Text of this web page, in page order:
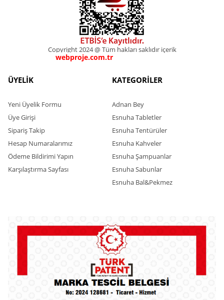
Copyright 2024 @ Tüm hakları saklıdır içerik
webproje.com.trwebproje.com.tr
ÜYELİK
Yeni Üyelik Formu
Üye Girişi
Sipariş Takip
Hesap Numaralarımız
Ödeme Bildirimi Yapın
Karşılaştırma Sayfası
KATEGORİLER
Adnan Bey
Esnuha Tabletler
Esnuha Tentürüler
Esnuha Kahveler
Esnuha Şampuanlar
Esnuha Sabunlar
Esnuha Bal&Pekmez